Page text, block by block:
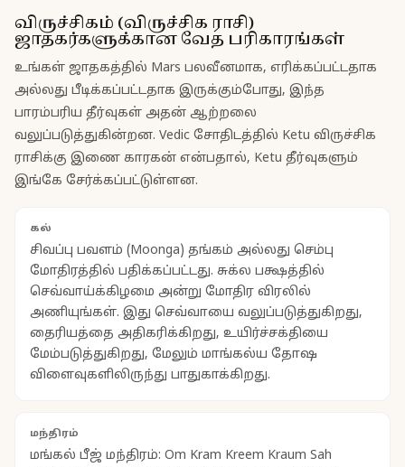
விருச்சிகம் (விருச்சிக ராசி)
ஜாதகர்களுக்கான வேத பரிகாரங்கள்
உங்கள் ஜாதகத்தில் Mars பலவீனமாக, எரிக்கப்பட்டதாக
அல்லது பீடிக்கப்பட்டதாக இருக்கும்போது, இந்த
பாரம்பரிய தீர்வுகள் அதன் ஆற்றலை
வலுப்படுத்துகின்றன. Vedic சோதிடத்தில் Ketu விருச்சிக
ராசிக்கு இணை காரகன் என்பதால், Ketu தீர்வுகளும்
இங்கே சேர்க்கப்பட்டுள்ளன.
கல்
சிவப்பு பவளம் (Moonga) தங்கம் அல்லது செம்பு
மோதிரத்தில் பதிக்கப்பட்டது. சுக்ல பக்ஷத்தில்
செவ்வாய்க்கிழமை அன்று மோதிர விரலில்
அணியுங்கள். இது செவ்வாயை வலுப்படுத்துகிறது,
தைரியத்தை அதிகரிக்கிறது, உயிர்ச்சக்தியை
மேம்படுத்துகிறது, மேலும் மாங்கல்ய தோஷ
விளைவுகளிலிருந்து பாதுகாக்கிறது.
மந்திரம்
மங்கல் பீஜ் மந்திரம்: Om Kram Kreem Kraum Sah